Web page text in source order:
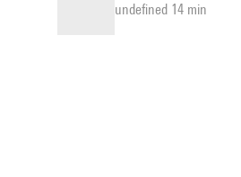
undefined 14 min